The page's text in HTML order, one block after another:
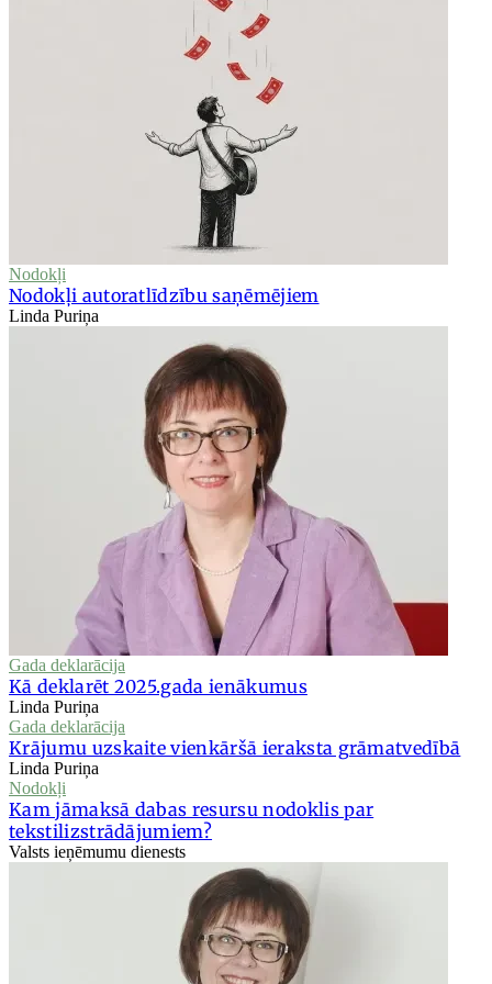
Nodokļi
Nodokļi autoratlīdzību saņēmējiem
Linda Puriņa
Gada deklarācija
Kā deklarēt 2025.gada ienākumus
Linda Puriņa
Gada deklarācija
Krājumu uzskaite vienkāršā ieraksta grāmatvedībā
Linda Puriņa
Nodokļi
Kam jāmaksā dabas resursu nodoklis par
tekstilizstrādājumiem?
Valsts ieņēmumu dienests